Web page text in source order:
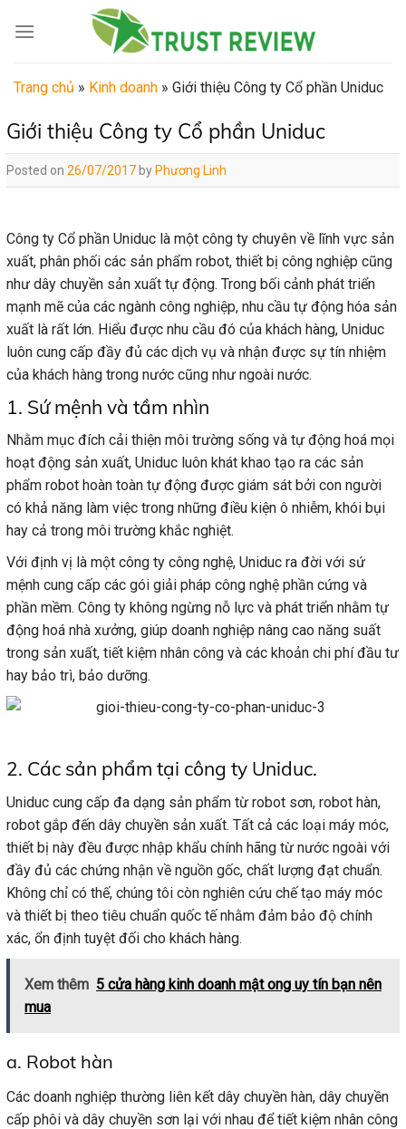
Trang chủ » Kinh doanh » Giới thiệu Công ty Cổ phần Uniduc
Giới thiệu Công ty Cổ phần Uniduc
Posted on 26/07/2017 by Phương Linh
Công ty Cổ phần Uniduc là một công ty chuyên về lĩnh vực sản
xuất, phân phối các sản phẩm robot, thiết bị công nghiệp cũng
như dây chuyền sản xuất tự động. Trong bối cảnh phát triển
mạnh mẽ của các ngành công nghiệp, nhu cầu tự động hóa sản
xuất là rất lớn. Hiểu được nhu cầu đó của khách hàng, Uniduc
luôn cung cấp đầy đủ các dịch vụ và nhận được sự tín nhiệm
của khách hàng trong nước cũng như ngoài nước.
1. Sứ mệnh và tầm nhìn
Nhằm mục đích cải thiện môi trường sống và tự động hoá mọi
hoạt động sản xuất, Uniduc luôn khát khao tạo ra các sản
phẩm robot hoàn toàn tự động được giám sát bởi con người
có khả năng làm việc trong những điều kiện ô nhiễm, khói bụi
hay cả trong môi trường khắc nghiệt.
Với định vị là một công ty công nghệ, Uniduc ra đời với sứ
mệnh cung cấp các gói giải pháp công nghệ phần cứng và
phần mềm. Công ty không ngừng nỗ lực và phát triển nhằm tự
động hoá nhà xưởng, giúp doanh nghiệp nâng cao năng suất
trong sản xuất, tiết kiệm nhân công và các khoản chi phí đầu tư
hay bảo trì, bảo dưỡng.
2. Các sản phẩm tại công ty Uniduc.
Uniduc cung cấp đa dạng sản phẩm từ robot sơn, robot hàn,
robot gắp đến dây chuyền sản xuất. Tất cả các loại máy móc,
thiết bị này đều được nhập khẩu chính hãng từ nước ngoài với
đầy đủ các chứng nhận về nguồn gốc, chất lượng đạt chuẩn.
Không chỉ có thế, chúng tôi còn nghiên cứu chế tạo máy móc
và thiết bị theo tiêu chuẩn quốc tế nhằm đảm bảo độ chính
xác, ổn định tuyệt đối cho khách hàng.
Xem thêm 5 cửa hàng kinh doanh mật ong uy tín bạn nên
mua
a. Robot hàn
Các doanh nghiệp thường liên kết dây chuyền hàn, dây chuyền
cấp phôi và dây chuyền sơn lại với nhau để tiết kiệm nhân công